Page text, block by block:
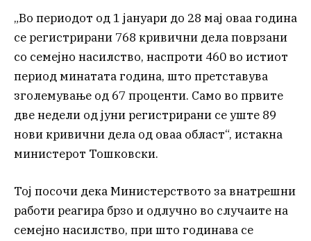
„Во периодот од 1 јануари до 28 мај оваа година
се регистрирани 768 кривични дела поврзани
со семејно насилство, наспроти 460 во истиот
период минатата година, што претставува
зголемување од 67 проценти. Само во првите
две недели од јуни регистрирани се уште 89
нови кривични дела од оваа област“, истакна
министерот Тошковски.
Тој посочи дека Министерството за внатрешни
работи реагира брзо и одлучно во случаите на
семејно насилство, при што годинава се